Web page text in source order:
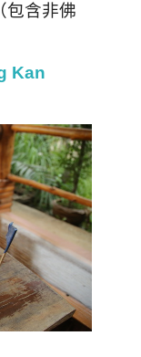
包含非佛
Kan